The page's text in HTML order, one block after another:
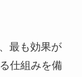
最も効果が
仕組みを備